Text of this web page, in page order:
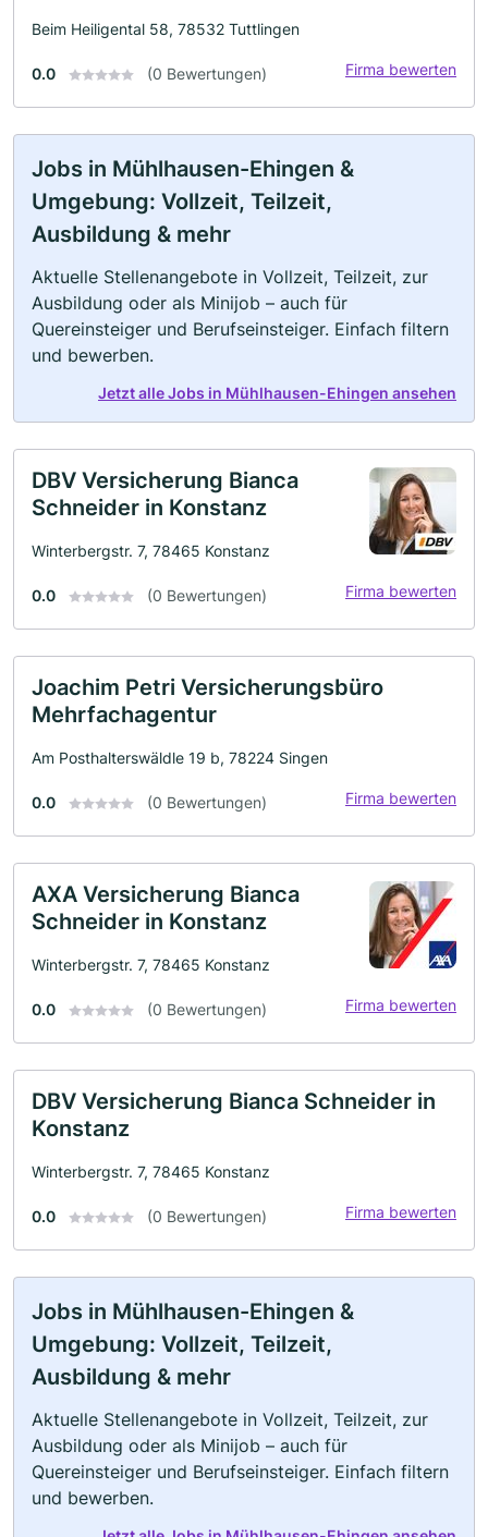
Beim Heiligental 58, 78532 Tuttlingen
0.0 (0 Bewertungen) Firma bewerten
Jobs in Mühlhausen-Ehingen &
Umgebung: Vollzeit, Teilzeit,
Ausbildung & mehr
Aktuelle Stellenangebote in Vollzeit, Teilzeit, zur
Ausbildung oder als Minijob – auch für
Quereinsteiger und Berufseinsteiger. Einfach filtern
und bewerben.
Jetzt alle Jobs in Mühlhausen-Ehingen ansehen
DBV Versicherung Bianca
Schneider in Konstanz
Winterbergstr. 7, 78465 Konstanz
0.0 (0 Bewertungen) Firma bewerten
Joachim Petri Versicherungsbüro
Mehrfachagentur
Am Posthalterswäldle 19 b, 78224 Singen
0.0 (0 Bewertungen) Firma bewerten
AXA Versicherung Bianca
Schneider in Konstanz
Winterbergstr. 7, 78465 Konstanz
0.0 (0 Bewertungen) Firma bewerten
DBV Versicherung Bianca Schneider in
Konstanz
Winterbergstr. 7, 78465 Konstanz
0.0 (0 Bewertungen) Firma bewerten
Jobs in Mühlhausen-Ehingen &
Umgebung: Vollzeit, Teilzeit,
Ausbildung & mehr
Aktuelle Stellenangebote in Vollzeit, Teilzeit, zur
Ausbildung oder als Minijob – auch für
Quereinsteiger und Berufseinsteiger. Einfach filtern
und bewerben.